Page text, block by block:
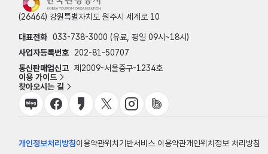
(26464) 강원특별자치도 원주시 세계로 10
대표전화 033-738-3000 (유료, 평일 09시~18시)
사업자등록번호
202-81-50707
통신판매업신고 제2009-서울중구-1234호
이용 가이드
찾아오시는 길
개인정보처리방침이용약관위치기반서비스 이용약관개인위치정보 처리방침